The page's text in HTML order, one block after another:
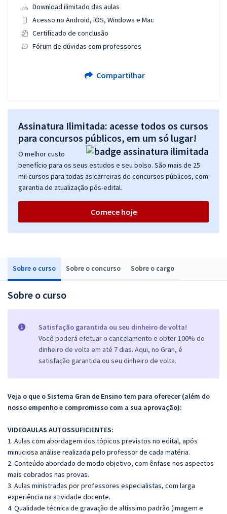
Sobre o curso Sobre o concurso Sobre o cargo
Sobre o curso
Satisfação garantida ou seu dinheiro de volta!
Você poderá efetuar o cancelamento e obter 100% do
dinheiro de volta em até 7 dias. Aqui, no Gran, é
satisfação garantida ou seu dinheiro de volta.
Veja o que o Sistema Gran de Ensino tem para oferecer (além do
nosso empenho e compromisso com a sua aprovação):
VIDEOAULAS AUTOSSUFICIENTES:
1. Aulas com abordagem dos tópicos previstos no edital, após
minuciosa análise realizada pelo professor de cada matéria.
2. Conteúdo abordado de modo objetivo, com ênfase nos aspectos
mais cobrados nas provas.
3. Aulas ministradas por professores especialistas, com larga
experiência na atividade docente.
4. Qualidade técnica de gravação de altíssimo padrão (imagem e
Download ilimitado das aulas
Acesso no Android, iOS, Windows e Mac
Certificado de conclusão
Fórum de dúvidas com professores
Compartilhar
Assinatura Ilimitada: acesse todos os cursos
para concursos públicos, em um só lugar!
O melhor custo
benefício para os seus estudos e seu bolso. São mais de 25
mil cursos para todas as carreiras de concursos públicos, com
garantia de atualização pós-edital.
Comece hoje